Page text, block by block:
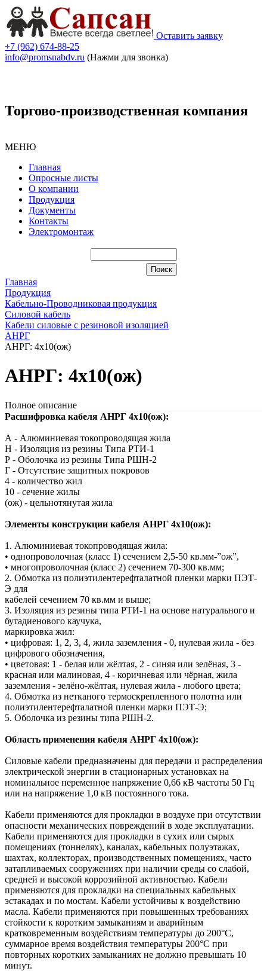
Оставить заявку
+7 (962) 674-88-25
info@promsnabdv.ru (Нажми для звонка)
Торгово-производственная компания
МЕНЮ
Главная
Опросные листы
О компании
Продукция
Документы
Контакты
Электромонтаж
Главная
Продукция
Кабельно-Проводниковая продукция
Силовой кабель
Кабели силовые с резиновой изоляцией
АНРГ
АНРГ: 4х10(ож)
АНРГ: 4х10(ож)
Полное описание
Расшифровка кабеля АНРГ 4х10(ож):
А - Алюминиевая токопроводящая жила
Н - Изоляция из резины Типа РТИ-1
Р - Оболочка из резины Типа РШН-2
Г - Отсутствие защитных покровов
4 - количество жил
10 - сечение жилы
(ож) - цельнотянутая жила
Элементы конструкции кабеля АНРГ 4х10(ож):
1. Алюминиевая токопроводящая жила:
• однопроволочная (класс 1) сечением 2,5-50 кв.мм-”ож”,
• многопроволочная (класс 2) сечением 70-300 кв.мм;
2. Обмотка из полиэтилентерефталатной пленки марки ПЭТ-
Э для
кабелей сечением 70 кв.мм и выше;
3. Изоляция из резины типа РТИ-1 на основе натурального и
бутадиенового каучука,
маркировка жил:
• цифровая: 1, 2, 3, 4, жила заземления - 0, нулевая жила - без
цифрового обозначения,
• цветовая: 1 - белая или жёлтая, 2 - синяя или зелёная, 3 -
красная или малиновая, 4 - коричневая или чёрная, жила
заземления - зелёно-жёлтая, нулевая жила - любого цвета;
4. Обмотка из нетканого термоскрепленного полотна или
полиэтилентерефталатной пленки марки ПЭТ-Э;
5. Оболочка из резины типа РШН-2.
Область применения кабеля АНРГ 4х10(ож):
Силовые кабели предназначены для передачи и распределения
электрической энергии в стационарных установках на
номинальное переменное напряжение 0,66 кВ частоты 50 Гц
или на напряжение 1,0 кВ постоянного тока.
Кабели применяются для прокладки в воздухе при отсутствии
опасности механических повреждений в ходе эксплуатации.
Кабели применяются для прокладки в сухих или сырых
помещениях (тоннелях), каналах, кабельных полуэтажах,
шахтах, коллекторах, производственных помещениях, часто
затапливаемых сооружениях при наличии среды со слабой,
средней и высокой коррозийной активностью. Кабели
применяются для прокладки на специальных кабельных
эстакадах и по мостам. Кабели устойчивы к воздействию
масла. Кабели применяются при повышенных требованиях
стойкости к коротким замыканиям и аварийным
кратковременным воздействиям температуры до 200°С,
суммарное время воздействия температуры 200°C при
повторных коротких замыканиях не должно превышать 10
минут.